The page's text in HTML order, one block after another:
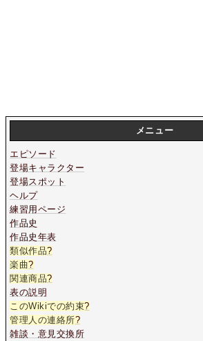
メニュー
エピソード
登場キャラクター
登場スポット
ヘルプ
練習用ページ
作品史
作品史年表
類似作品?
楽曲?
関連商品?
表の説明
このWikiでの約束?
管理人の連絡所?
雑談・意見交換所